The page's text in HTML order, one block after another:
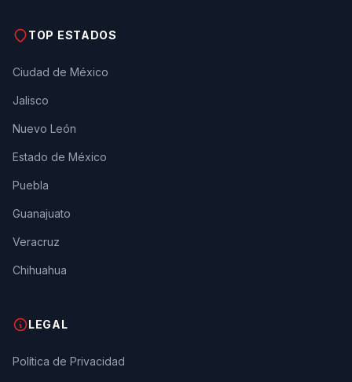
TOP ESTADOS
Ciudad de México
Jalisco
Nuevo León
Estado de México
Puebla
Guanajuato
Veracruz
Chihuahua
LEGAL
Política de Privacidad